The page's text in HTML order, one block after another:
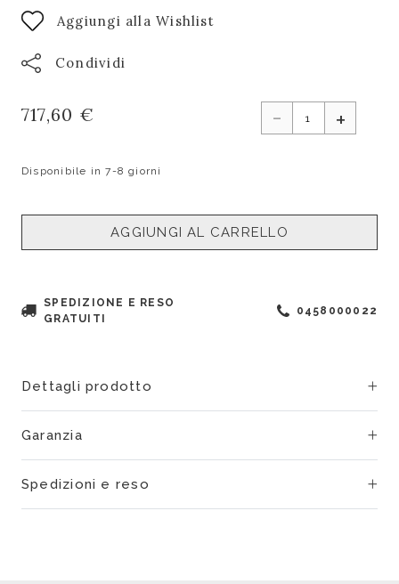
Aggiungi alla Wishlist
Condividi
717,60 € - +
Disponibile in 7-8 giorni
AGGIUNGI AL CARRELLO
SPEDIZIONE E RESO
GRATUITI
0458000022
Dettagli prodotto
Garanzia
Spedizioni e reso